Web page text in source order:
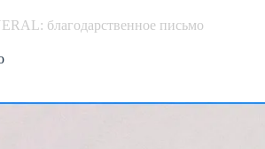
благодарственное письмо